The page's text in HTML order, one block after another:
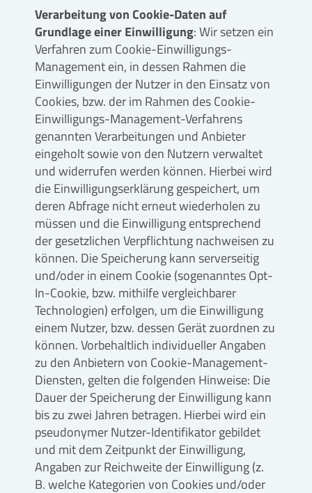
Verarbeitung von Cookie-Daten auf
Grundlage einer Einwilligung: Wir setzen ein
Verfahren zum Cookie-Einwilligungs-
Management ein, in dessen Rahmen die
Einwilligungen der Nutzer in den Einsatz von
Cookies, bzw. der im Rahmen des Cookie-
Einwilligungs-Management-Verfahrens
genannten Verarbeitungen und Anbieter
eingeholt sowie von den Nutzern verwaltet
und widerrufen werden können. Hierbei wird
die Einwilligungserklärung gespeichert, um
deren Abfrage nicht erneut wiederholen zu
müssen und die Einwilligung entsprechend
der gesetzlichen Verpflichtung nachweisen zu
können. Die Speicherung kann serverseitig
und/oder in einem Cookie (sogenanntes Opt-
In-Cookie, bzw. mithilfe vergleichbarer
Technologien) erfolgen, um die Einwilligung
einem Nutzer, bzw. dessen Gerät zuordnen zu
können. Vorbehaltlich individueller Angaben
zu den Anbietern von Cookie-Management-
Diensten, gelten die folgenden Hinweise: Die
Dauer der Speicherung der Einwilligung kann
bis zu zwei Jahren betragen. Hierbei wird ein
pseudonymer Nutzer-Identifikator gebildet
und mit dem Zeitpunkt der Einwilligung,
Angaben zur Reichweite der Einwilligung (z.
B. welche Kategorien von Cookies und/oder